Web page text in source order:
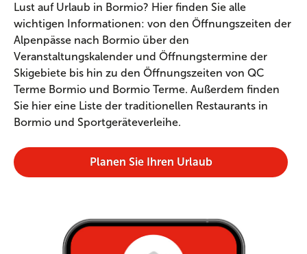
Lust auf Urlaub in Bormio? Hier finden Sie alle
wichtigen Informationen: von den Öffnungszeiten der
Alpenpässe nach Bormio über den
Veranstaltungskalender und Öffnungstermine der
Skigebiete bis hin zu den Öffnungszeiten von QC
Terme Bormio und Bormio Terme. Außerdem finden
Sie hier eine Liste der traditionellen Restaurants in
Bormio und Sportgeräteverleihe.
Planen Sie Ihren Urlaub